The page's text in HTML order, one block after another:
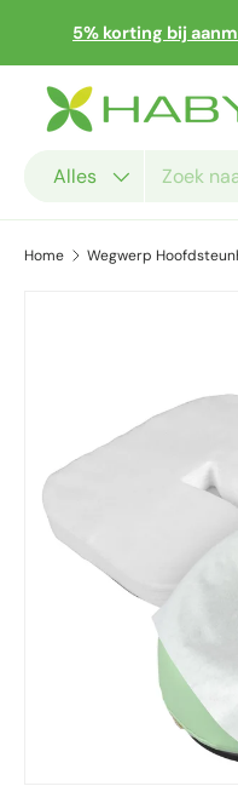
Ga naar inhoud
5% korting bij
Alles
Home Wegwerp